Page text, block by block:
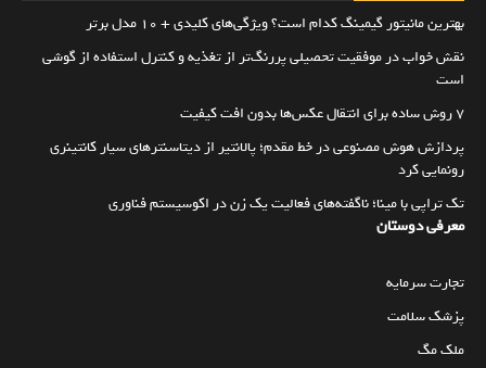
بهترین مانیتور گیمینگ کدام است؟ ویژگی‌های کلیدی + 10 مدل برتر
نقش خواب در موفقیت تحصیلی پررنگ‌تر از تغذیه و کنترل استفاده از گوشی
است
۷ روش ساده برای انتقال عکس‌ها بدون افت کیفیت
پردازش هوش مصنوعی در خط مقدم؛ پالانتیر از دیتاسنترهای سیار کانتینری
رونمایی کرد
تک تراپی با مینا؛ ناگفته‌های فعالیت یک زن در اکوسیستم فناوری
معرفی دوستان
تجارت سرمایه
پزشک سلامت
ملک مگ